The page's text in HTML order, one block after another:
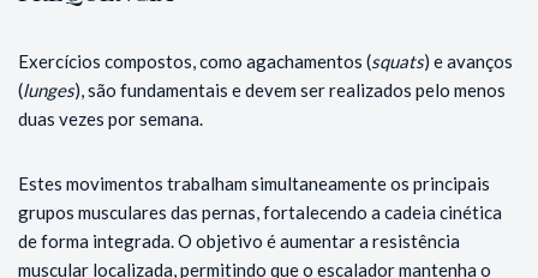
Exercícios compostos, como agachamentos (squats) e avanços
(lunges), são fundamentais e devem ser realizados pelo menos
duas vezes por semana.
Estes movimentos trabalham simultaneamente os principais
grupos musculares das pernas, fortalecendo a cadeia cinética
de forma integrada. O objetivo é aumentar a resistência
muscular localizada, permitindo que o escalador mantenha o